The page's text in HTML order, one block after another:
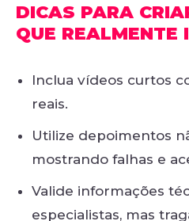
DICAS PARA
QUE REALMENTE
Inclua vídeos curtos
reais.
Utilize depoimentos
mostrando falhas e
Valide informações
especialistas, mas